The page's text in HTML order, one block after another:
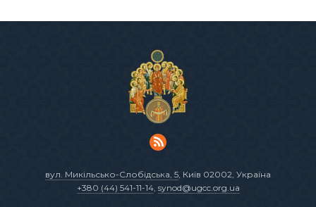
вул. Микільсько-Слобідська, 5, Київ 02002, Україна
+380 (44) 541-11-14, synod@ugcc.org.ua